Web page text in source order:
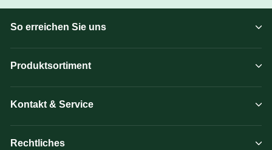
So erreichen Sie uns
Produktsortiment
Kontakt & Service
Rechtliches